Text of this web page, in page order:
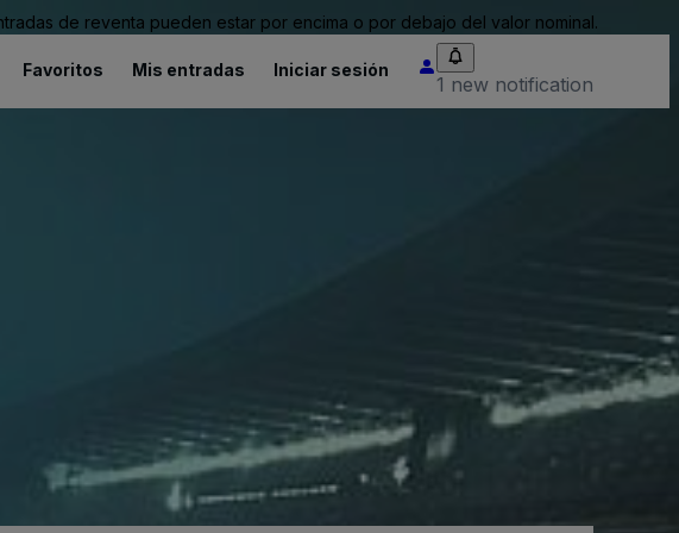
de reventa pueden estar por encima o por debajo del valor nominal.
Favoritos Mis entradas Iniciar sesión
1 new notification